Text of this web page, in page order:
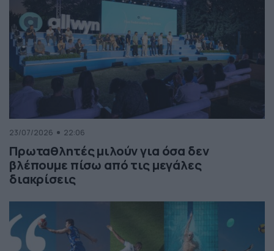
23/07/2026 22:06
Πρωταθλητές μιλούν για όσα δεν
βλέπουμε πίσω από τις μεγάλες
διακρίσεις